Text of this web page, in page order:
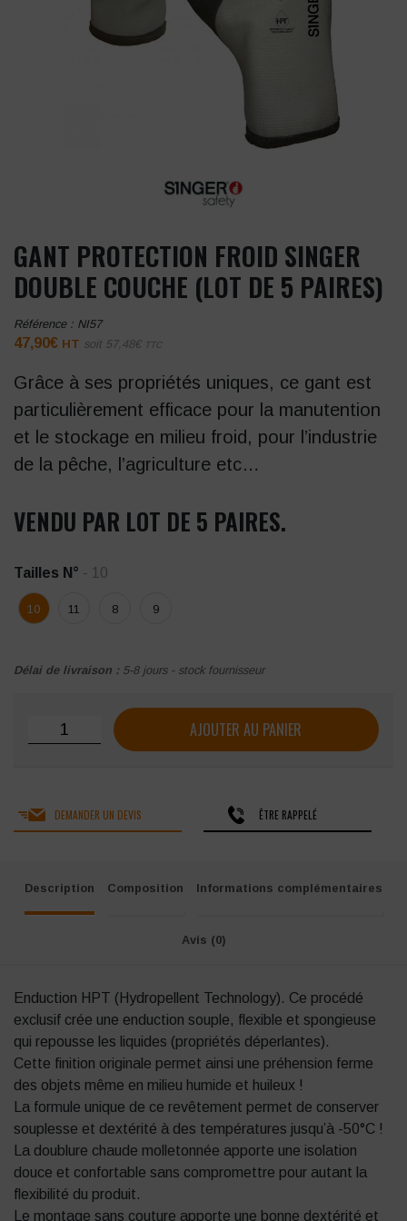
GANT PROTECTION FROID SINGER
DOUBLE COUCHE (LOT DE 5 PAIRES)
Référence : NI57
47,90€ HT soit 57,48€ TTC
Grâce à ses propriétés uniques, ce gant est
particulièrement efficace pour la manutention
et le stockage en milieu froid, pour l’industrie
de la pêche, l’agriculture etc…
VENDU PAR LOT DE 5 PAIRES.
Tailles N° - 10
10 11 8 9
Délai de livraison : 5-8 jours - stock fournisseur
quantité de Gant protection froid SINGER double couche
AJOUTER AU PANIER
DEMANDER UN DEVIS ÊTRE RAPPELÉ
Description Composition Informations complémentaires
Avis (0)
Enduction HPT (Hydropellent Technology). Ce procédé
exclusif crée une enduction souple, flexible et spongieuse
qui repousse les liquides (propriétés déperlantes).
Cette finition originale permet ainsi une préhension ferme
des objets même en milieu humide et huileux !
La formule unique de ce revêtement permet de conserver
souplesse et dextérité à des températures jusqu’à -50°C !
La doublure chaude molletonnée apporte une isolation
douce et confortable sans compromettre pour autant la
flexibilité du produit.
Le montage sans couture apporte une bonne dextérité et